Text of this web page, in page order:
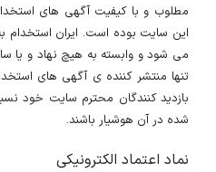
مطلوب و با کیفیت آگهی های
این سایت بوده است. ایران
می شود و وابسته به هیچ نهاد و یا
تنها منتشر کننده ی آگهی های
بازدید کنندگان محترم سایت خود
شده در آن هوشیار باشند.
نماد اعتماد الکترونیکی